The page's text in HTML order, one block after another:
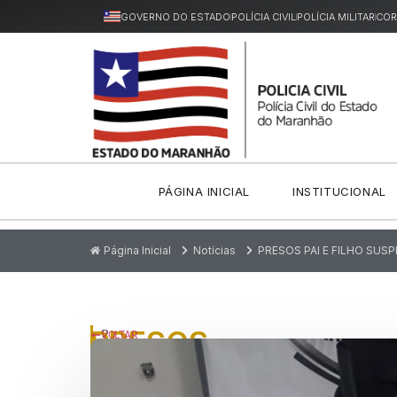
GOVERNO DO ESTADOPOLÍCIA CIVILPOLÍCIA MILITAR
PÁGINA INICIAL INSTITUCIONAL
Página Inicial Notícias PRESOS PAI E FILHO
P
PRESOS
VOLTAR